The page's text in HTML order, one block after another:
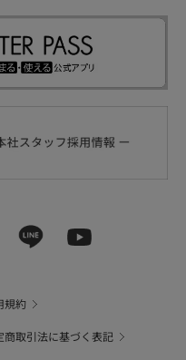
規約
商取引法に基づく表記